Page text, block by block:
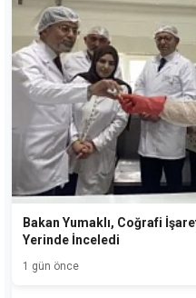
Bakan Yumaklı, Coğrafi
Yerinde İnceledi
1 gün önce